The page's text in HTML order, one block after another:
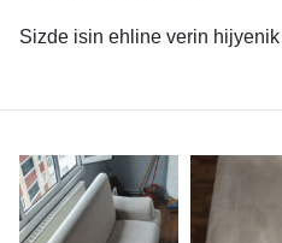
Sizde isin ehline verin